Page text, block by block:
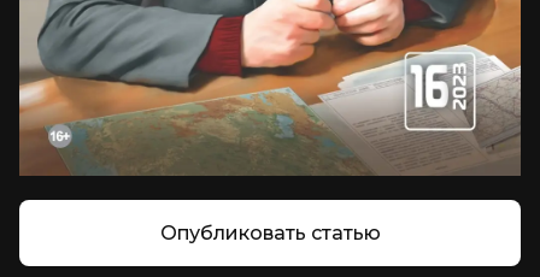
Опубликовать статью